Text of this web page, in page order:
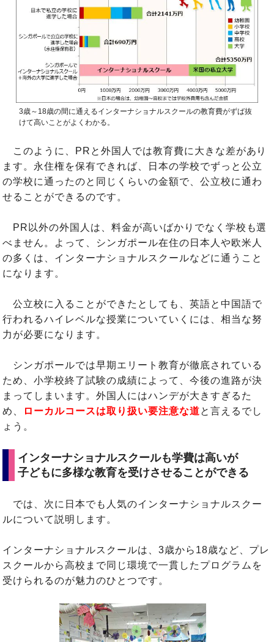
3歳～18歳の間に通えるインターナショナルスクールの教育費がずば抜
けて高いことがよくわかる。
このように、PRと外国人では教育費に大きな差があり
ます。永住権を保有できれば、日本の学校でずっと公立
の学校に通ったのと同じくらいの金額で、公立校に通わ
せることができるのです。
PR以外の外国人は、料金が高いばかりでなく学校も選
べません。よって、シンガポール在住の日本人や欧米人
の多くは、インターナショナルスクールなどに通うこと
になります。
公立校に入ることができたとしても、英語と中国語で
行われるハイレベルな授業についていくには、相当な努
力が必要になります。
シンガポールでは早期エリート教育が徹底されている
ため、小学校終了試験の成績によって、今後の進路が決
まってしまいます。外国人にはハンデが大きすぎるた
め、
ローカルコースは取り扱い要注意な道と言えるでし
ょう。
インターナショナルスクールも学費は高いが
子どもに多様な教育を受けさせることができる
では、次に日本でも人気のインターナショナルスクー
ルについて説明します。
インターナショナルスクールは、3歳から18歳など、プレ
スクールから高校まで同じ環境で一貫したプログラムを
受けられるのが魅力のひとつです。